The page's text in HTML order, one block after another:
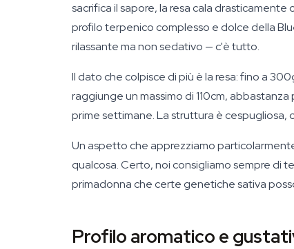
sacrifica il sapore, la resa cala
profilo terpenico complesso e dolce della
rilassante ma non sedativo — c'è tutto.
Il dato che colpisce di più è la resa: fino a
raggiunge un massimo di 110cm,
prime settimane. La struttura è
Un aspetto che apprezziamo
qualcosa. Certo, noi consigliamo sempre di
primadonna che certe genetiche sativa
Profilo aromatico e